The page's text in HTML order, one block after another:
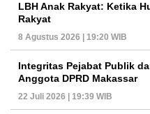
LBH Anak Rakyat: Ketika
Rakyat
8 Agustus 2026 | 19:20 WIB
Integritas Pejabat Publik
Anggota DPRD Makassar
22 Juli 2026 | 19:39 WIB